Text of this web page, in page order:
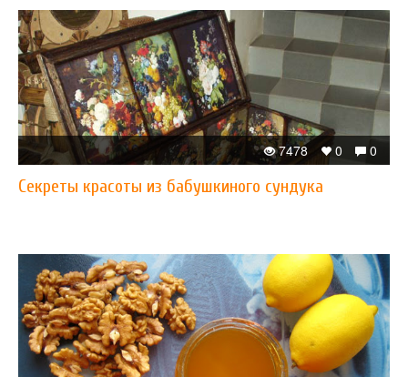
0
0
7478
Cекреты красоты из бабушкиного сундука